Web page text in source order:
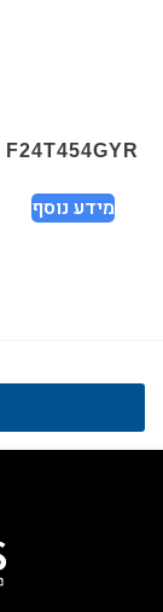
F24T454GYR
מידע נוסף